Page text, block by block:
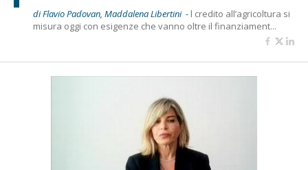
di Flavio Padovan, Maddalena Libertini - l credito all’agricoltura si
misura oggi con esigenze che vanno oltre il finanziament...